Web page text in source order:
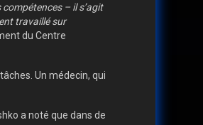
– il s’agit
travaillé sur
du Centre
Un médecin, qui
a noté que dans de